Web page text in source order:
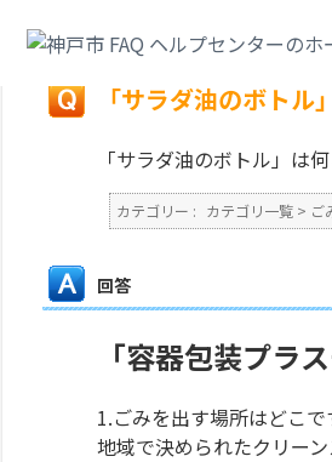
戻る
「サラダ油のボト
「サラダ油のボトル」は
カテゴリー : カテゴリ一覧 > ご
回答
「容器包装プラ
1.ごみを出す場所はどこで
地域で決められたクリー